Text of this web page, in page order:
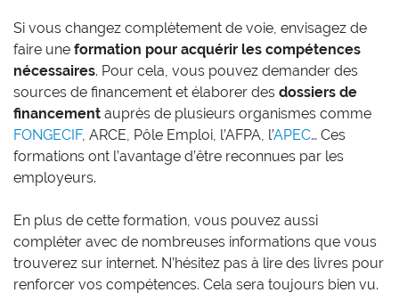
Si vous changez complètement de voie, envisagez de
faire une formation pour acquérir les compétences
nécessaires. Pour cela, vous pouvez demander des
sources de financement et élaborer des dossiers de
financement auprès de plusieurs organismes comme
FONGECIF, ARCE, Pôle Emploi, l’AFPA, l’APEC… Ces
formations ont l’avantage d’être reconnues par les
employeurs.
En plus de cette formation, vous pouvez aussi
compléter avec de nombreuses informations que vous
trouverez sur internet. N’hésitez pas à lire des livres pour
renforcer vos compétences. Cela sera toujours bien vu.